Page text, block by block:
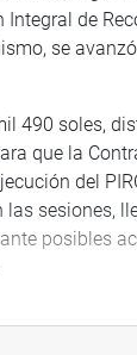
de
se
490 soles,
que la
del
sesiones,
posibles
de este